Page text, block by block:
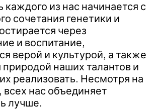
каждого из нас начинается с
сочетания генетики и
через
и воспитание,
верой и культурой, а также
наших талантов и
реализовать. Несмотря на
всех нас объединяет
лучше.